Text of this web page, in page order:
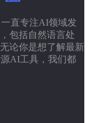
直专注AI领域发
包括自然语言处
论你是想了解最新
AI工具，我们都